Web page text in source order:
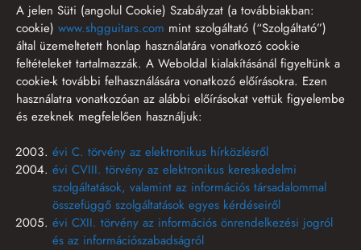
A jelen Süti (angolul Cookie) Szabályzat (a továbbiakban:
cookie) www.shgguitars.com mint szolgáltató (“Szolgáltató”)
által üzemeltetett honlap használatára vonatkozó cookie
feltételeket tartalmazzák. A Weboldal kialakításánál figyeltünk a
cookie-k további felhasználására vonatkozó előírásokra. Ezen
használatra vonatkozóan az alábbi előírásokat vettük figyelembe
és ezeknek megfelelően használjuk:
évi C. törvény az elektronikus hírközlésről
évi CVIII. törvény az elektronikus kereskedelmi
szolgáltatások, valamint az információs társadalommal
összefüggő szolgáltatások egyes kérdéseiről
évi CXII. törvény az információs önrendelkezési jogról
és az információszabadságról